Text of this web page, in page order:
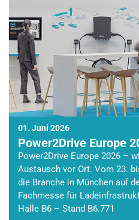
01. Juni 2026
Power2Drive Europe
Power2Drive Europe 2026 –
Austausch vor Ort. Vom 23.
die Branche in München auf
Fachmesse für
Halle B6 – Stand B6.771